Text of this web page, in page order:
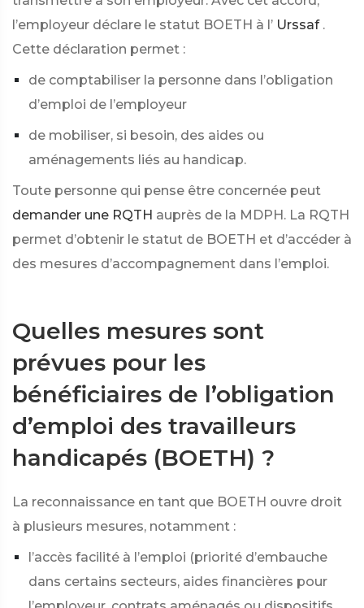
l’employeur déclare le statut BOETH à l’ Urssaf .
Cette déclaration permet :
de comptabiliser la personne dans l’obligation
d’emploi de l’employeur
de mobiliser, si besoin, des aides ou
aménagements liés au handicap.
Toute personne qui pense être concernée peut
demander une RQTH auprès de la MDPH. La RQTH
permet d’obtenir le statut de BOETH et d’accéder à
des mesures d’accompagnement dans l’emploi.
Quelles mesures sont
prévues pour les
bénéficiaires de l’obligation
d’emploi des travailleurs
handicapés (BOETH) ?
La reconnaissance en tant que BOETH ouvre droit
à plusieurs mesures, notamment :
l’accès facilité à l’emploi (priorité d’embauche
dans certains secteurs, aides financières pour